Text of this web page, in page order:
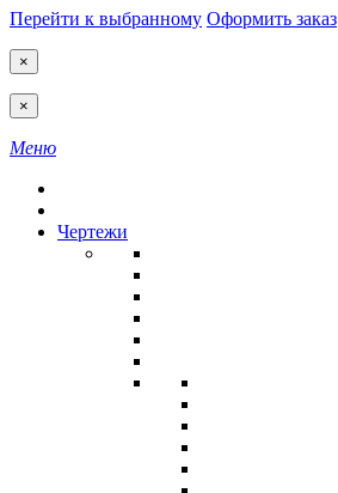
Перейти к выбранному Оформить заказ
×
×
Меню
Чертежи